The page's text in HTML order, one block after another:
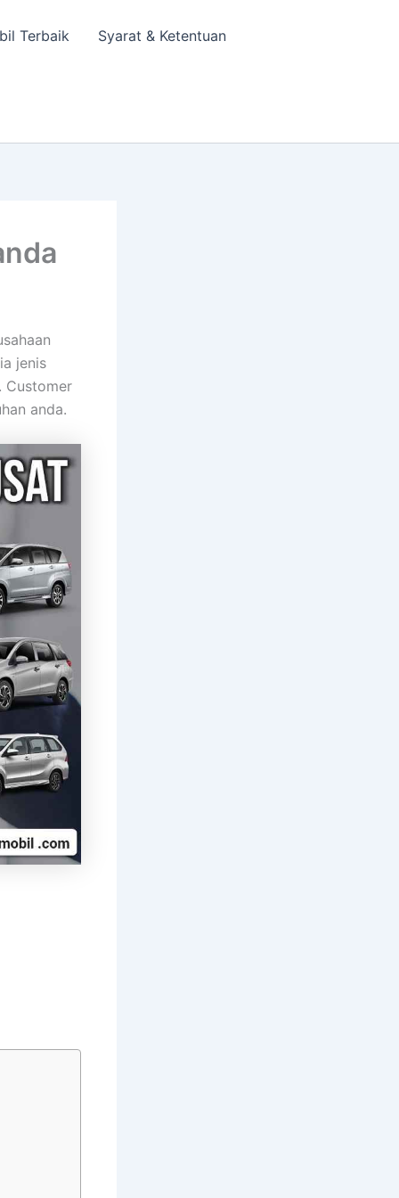
Terbaik Syarat & Ketentuan
jenis
Customer
anda.